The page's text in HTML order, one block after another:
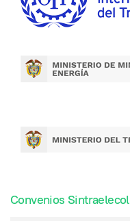
Convenios Sintraelecol